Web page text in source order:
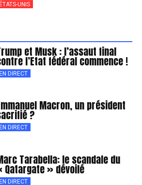
ÉTATS-UNIS
et Musk : l’assaut final
l’Etat fédéral commence !
DIRECT
Macron, un président
?
EN DIRECT
Tarabella: le scandale du
Qatargate » dévoilé
EN DIRECT